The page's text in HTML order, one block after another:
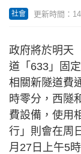
社會 更新時間：
政府將於明天
道「633」固
相關新隧道費
時零分，西隧
費設備，使用
行」則會在周
月27日上午5